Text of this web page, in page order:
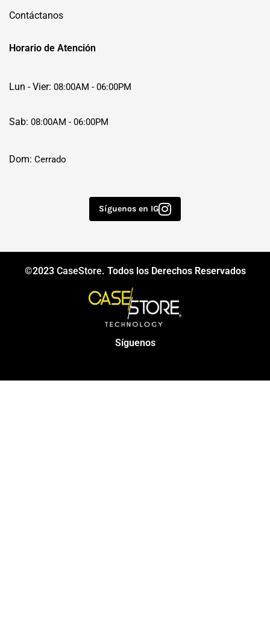
Contáctanos
Horario de Atención
Lun - Vier: 08:00AM - 06:00PM
Sab: 08:00AM - 06:00PM
Dom: Cerrado
Síguenos en IG
©2023 CaseStore. Todos los Derechos Reservados
Síguenos